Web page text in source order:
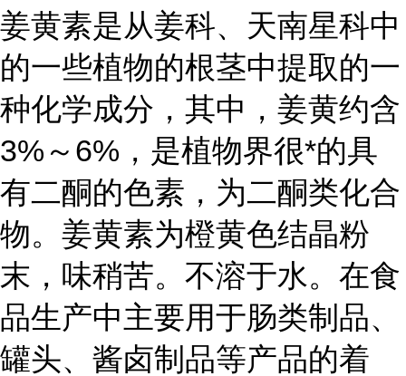
姜黄素是从姜科、天南星科中
的一些植物的根茎中提取的一
种化学成分，其中，姜黄约含
3%～6%，是植物界很*的具
有二酮的色素，为二酮类化合
物。姜黄素为橙黄色结晶粉
末，味稍苦。不溶于水。在食
品生产中主要用于肠类制品、
罐头、酱卤制品等产品的着